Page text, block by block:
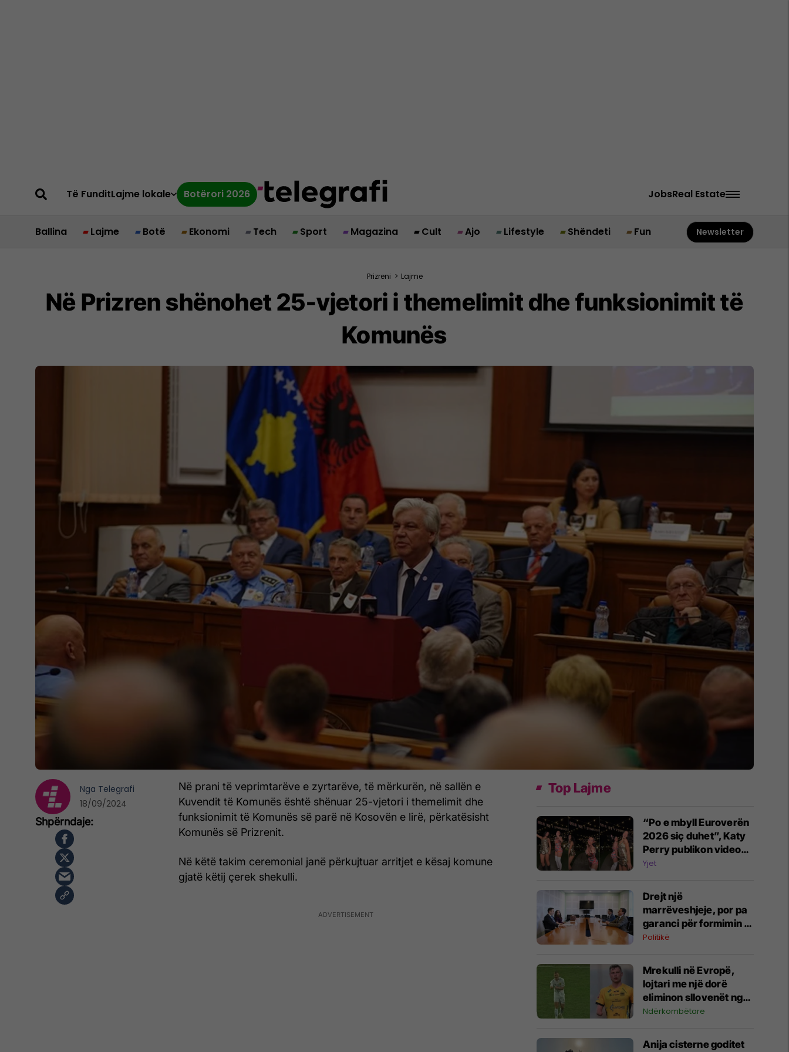
Të FunditLajme lokale Botërori 2026 JobsReal Estate
Ballina Lajme Botë Ekonomi Tech Sport Magazina Cult Ajo Lifestyle Shëndeti Fun Newsletter
Prizreni > Lajme
Në Prizren shënohet 25-vjetori i themelimit dhe funksionimit të
Komunës
Në prani të veprimtarëve e zyrtarëve, të mërkurën, në sallën e
Kuvendit të Komunës është shënuar 25-vjetori i themelimit dhe
funksionimit të Komunës së parë në Kosovën e lirë, përkatësisht
Komunës së Prizrenit.
Në këtë takim ceremonial janë përkujtuar arritjet e kësaj komune
gjatë këtij çerek shekulli.
Nga Telegrafi
18/09/2024
Top Lajme
“Po e mbyll Euroverën
2026 siç duhet”, Katy
Perry publikon videon
ikonike me Dua Lipën
Yjet
Drejt një
marrëveshjeje, por pa
garanci për formimin e
institucioneve
Politikë
Mrekulli në Evropë,
lojtari me një dorë
eliminon sllovenët nga
Liga e Konferencës
Ndërkombëtare
Anija cisterne goditet